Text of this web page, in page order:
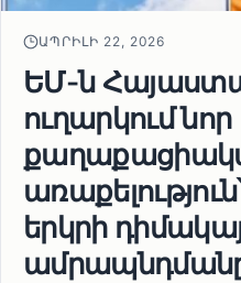
ԱՊՐԻԼԻ 22, 2026
ԵՄ-ն
ուղարկում նոր
երկրի